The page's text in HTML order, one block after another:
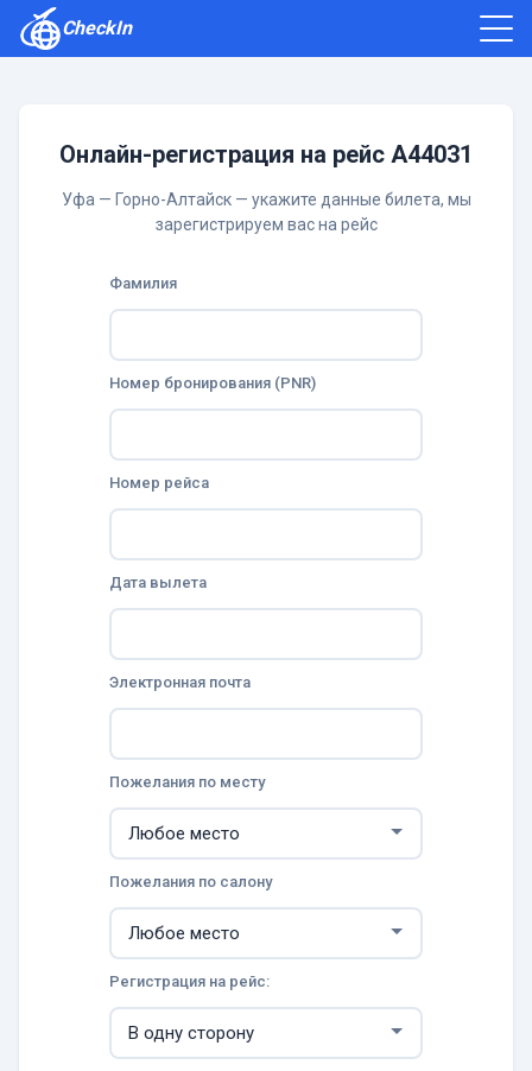
CheckIn
Онлайн-регистрация на рейс A44031
Уфа — Горно-Алтайск — укажите данные билета, мы
зарегистрируем вас на рейс
Фамилия
Номер бронирования (PNR)
Номер рейса
Дата вылета
Электронная почта
Пожелания по месту
Пожелания по салону
Регистрация на рейс: